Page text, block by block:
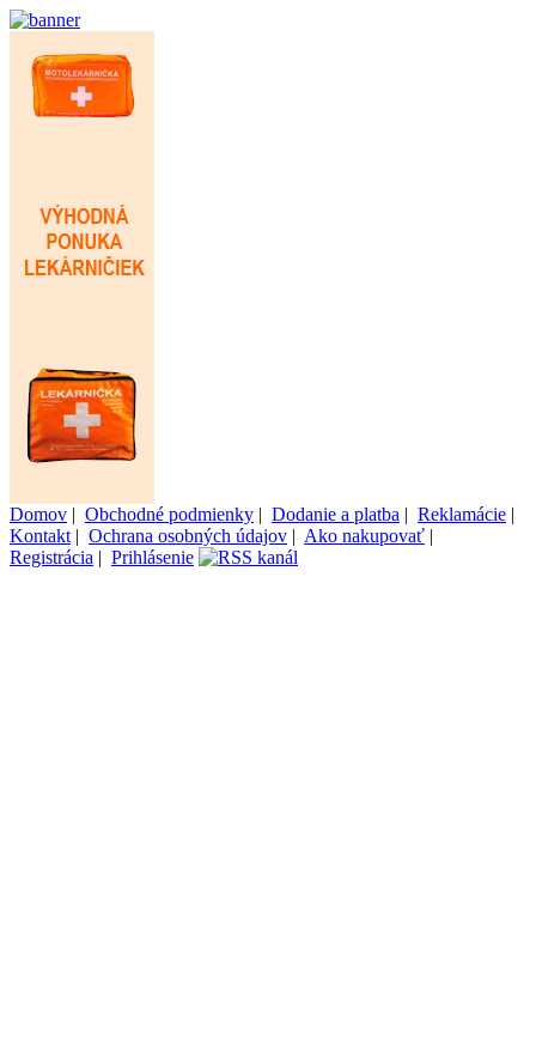
Domov | Obchodné podmienky | Dodanie a platba | Reklamácie |
Kontakt | Ochrana osobných údajov | Ako nakupovať |
Registrácia | Prihlásenie